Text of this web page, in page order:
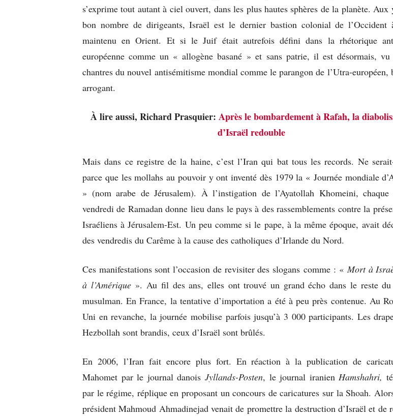
s’exprime tout autant à ciel ouvert, dans les plus hautes sphères de la planète. Aux
bon nombre de dirigeants, Israël est le dernier bastion colonial de l’Occident
maintenu en Orient. Et si le Juif était autrefois défini dans la rhétorique
européenne comme un « allogène basané » et sans patrie, il est désormais,
chantres du nouvel antisémitisme mondial comme le parangon de l’Utra-européen,
arrogant.
À lire aussi, Richard Prasquier: Après le bombardement à Rafah, la
d’Israël redouble
Mais dans ce registre de la haine, c’est l’Iran qui bat tous les records. Ne
parce que les mollahs au pouvoir y ont inventé dès 1979 la « Journée mondiale
» (nom arabe de Jérusalem). À l’instigation de l’Ayatollah Khomeini, chaque
vendredi de Ramadan donne lieu dans le pays à des rassemblements contre la
Israéliens à Jérusalem-Est. Un peu comme si le pape, à la même époque, avait
des vendredis du Carême à la cause des catholiques d’Irlande du Nord.
Ces manifestations sont l’occasion de revisiter des slogans comme : «Mort à
à l’Amérique». Au fil des ans, elles ont trouvé un grand écho dans le reste du
musulman. En France, la tentative d’importation a été à peu près contenue. Au
Uni en revanche, la journée mobilise parfois jusqu’à 3 000 participants. Les
Hezbollah sont brandis, ceux d’Israël sont brûlés.
En 2006, l’Iran fait encore plus fort. En réaction à la publication de
Mahomet par le journal danois Jyllands-Posten, le journal iranienHamshahri,
par le régime, réplique en proposant un concours de caricatures sur la Shoah.
président Mahmoud Ahmadinejad venait de promettre la destruction d’Israël et de